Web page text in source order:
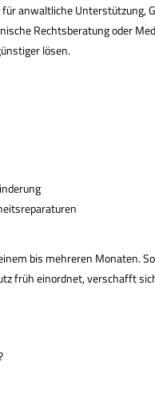
anwaltliche Unterstützung,
Rechtsberatung oder
lösen.
bis mehreren Monaten.
früh einordnet, verschafft